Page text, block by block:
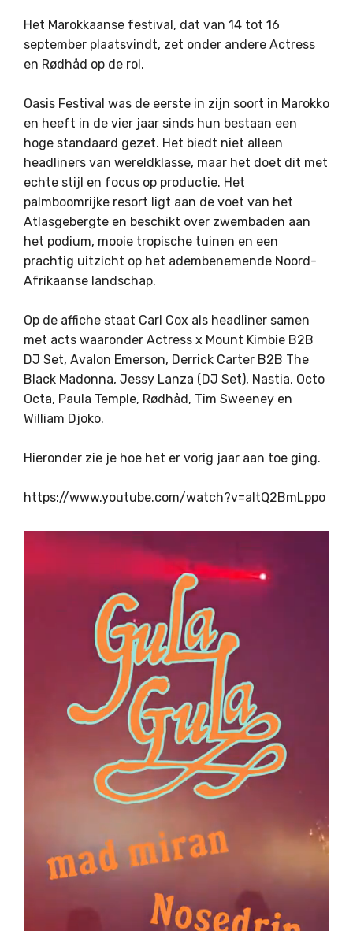
Het Marokkaanse festival, dat van 14 tot 16
september plaatsvindt, zet onder andere Actress
en Rødhåd op de rol.
Oasis Festival was de eerste in zijn soort in Marokko
en heeft in de vier jaar sinds hun bestaan een
hoge standaard gezet. Het biedt niet alleen
headliners van wereldklasse, maar het doet dit met
echte stijl en focus op productie. Het
palmboomrijke resort ligt aan de voet van het
Atlasgebergte en beschikt over zwembaden aan
het podium, mooie tropische tuinen en een
prachtig uitzicht op het adembenemende Noord-
Afrikaanse landschap.
Op de affiche staat Carl Cox als headliner samen
met acts waaronder Actress x Mount Kimbie B2B
DJ Set, Avalon Emerson, Derrick Carter B2B The
Black Madonna, Jessy Lanza (DJ Set), Nastia, Octo
Octa, Paula Temple, Rødhåd, Tim Sweeney en
William Djoko.
Hieronder zie je hoe het er vorig jaar aan toe ging.
https://www.youtube.com/watch?v=aItQ2BmLppo